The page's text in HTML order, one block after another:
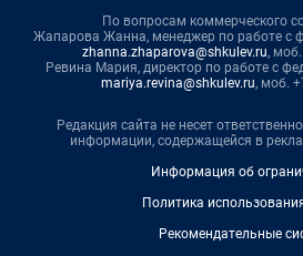
По вопросам коммерческого
Жапарова Жанна, менеджер по работе с
zhanna.zhaparova@shkulev.ru,
Ревина Мария, директор по работе с
mariya.revina@shkulev.ru, моб.
Редакция сайта не несет
информации, содержащейся в
Информация об
Политика
Рекомендательные